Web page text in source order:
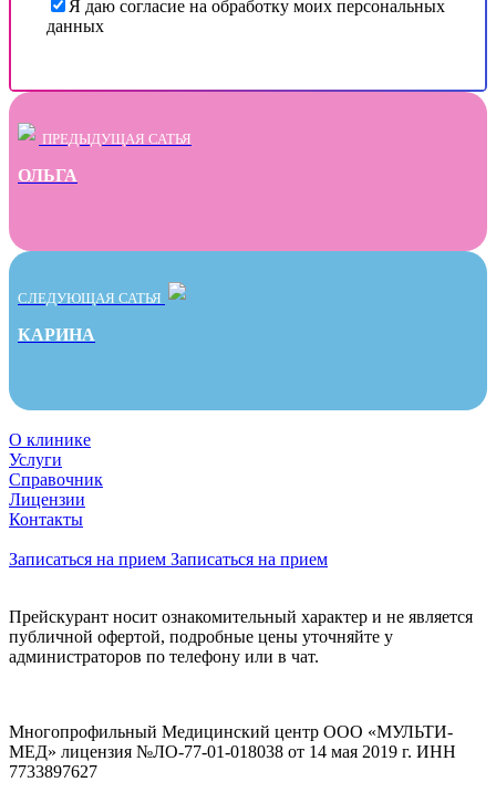
Я даю согласие на обработку моих персональных
данных
ПРЕДЫДУЩАЯ САТЬЯ
ОЛЬГА
СЛЕДУЮЩАЯ САТЬЯ
КАРИНА
О клинике
Услуги
Справочник
Лицензии
Контакты
Записаться на прием Записаться на прием
Прейскурант носит ознакомительный характер и не является
публичной офертой, подробные цены уточняйте у
администраторов по телефону или в чат.
Многопрофильный Медицинский центр ООО «МУЛЬТИ-
МЕД» лицензия №ЛО-77-01-018038 от 14 мая 2019 г. ИНН
7733897627